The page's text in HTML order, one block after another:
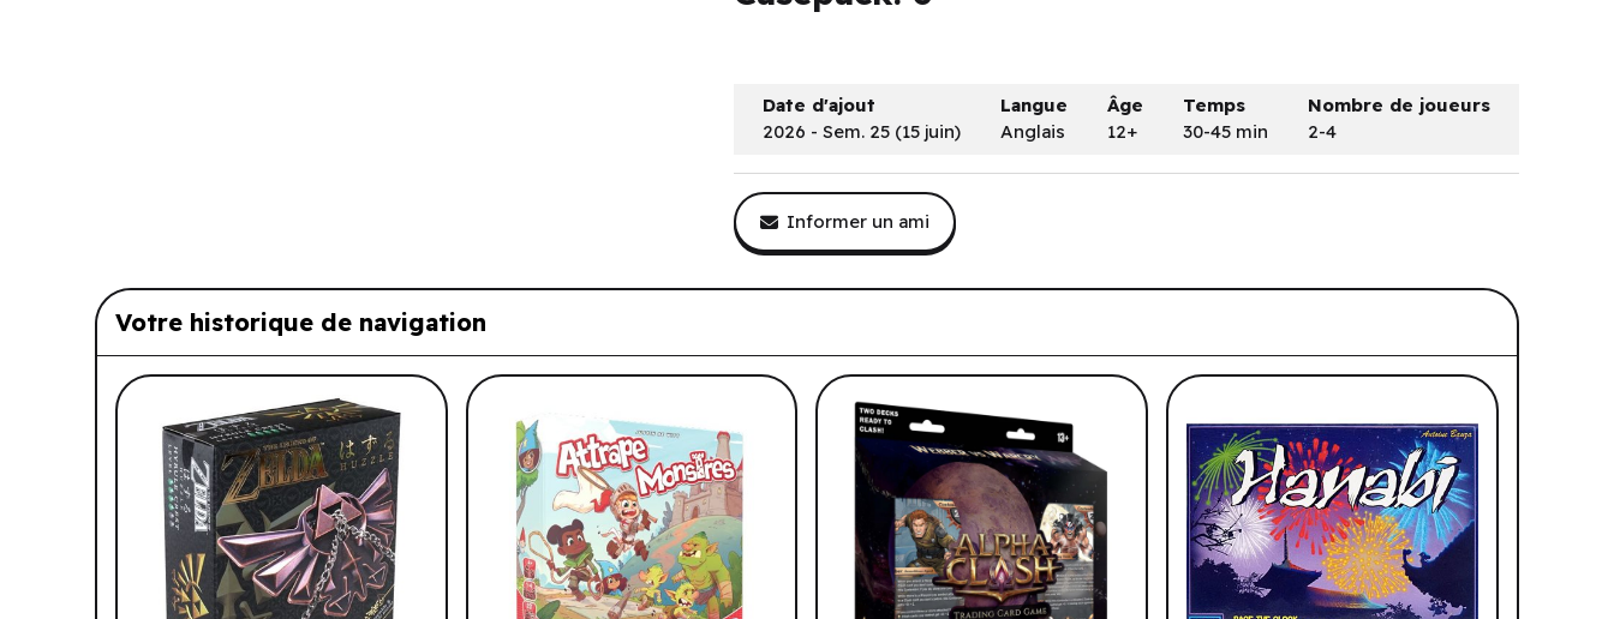
Date d'ajout
2026 - Sem. 25 (15 juin)
Langue
Anglais
Âge
12+
Temps
30-45 min
Nombre de joueurs
2-4
Informer un ami
Votre historique de navigation
Liste de produits suggérés: Votre historique de navigation.